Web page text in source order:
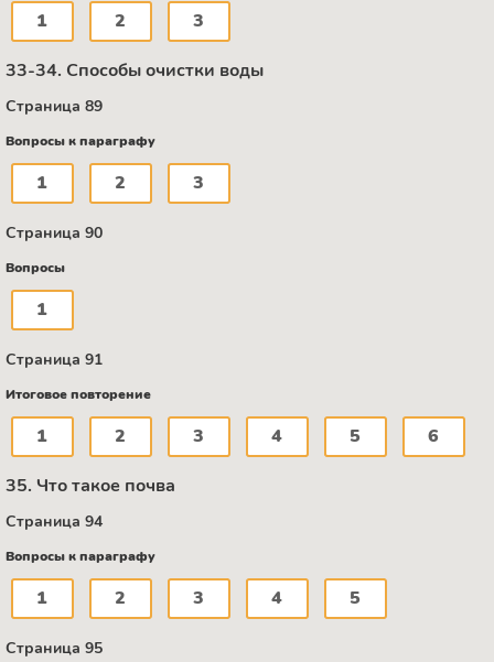
1 2 3
33-34. Способы очистки воды
Страница 89
Вопросы к параграфу
1 2 3
Страница 90
Вопросы
1
Страница 91
Итоговое повторение
1 2 3 4 5 6
35. Что такое почва
Страница 94
Вопросы к параграфу
1 2 3 4 5
Страница 95